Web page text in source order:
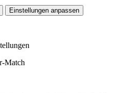
Einstellungen anpassen
Match